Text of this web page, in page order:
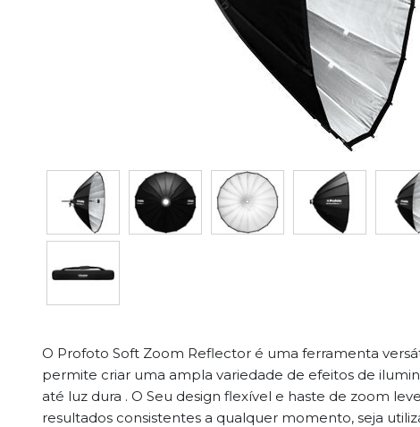
O Profoto Soft Zoom Reflector é uma ferramenta
permite criar uma ampla variedade de efeitos de
até luz dura . O Seu design flexível e haste de zoom
resultados consistentes a qualquer momento, seja